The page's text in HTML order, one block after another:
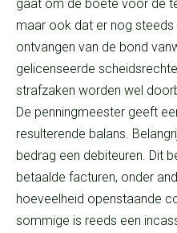
gaat om de boete voor de
maar ook dat er nog
ontvangen van de bond
gelicenseerde
strafzaken worden wel
De penningmeester geeft
resulterende balans.
bedrag een debiteuren. Dit
betaalde facturen, onder
hoeveelheid openstaande
sommige is reeds een